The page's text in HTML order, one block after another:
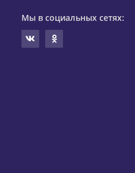
Мы в социальных сетях: